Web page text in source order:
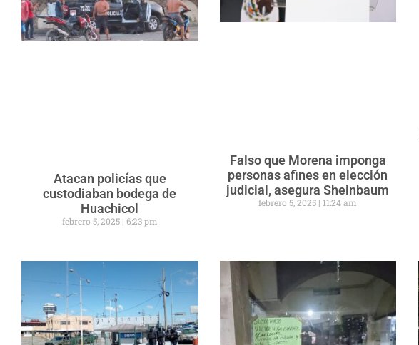
Atacan policías que
custodiaban bodega de
Huachicol
febrero 5, 2025 6:23 pm
Falso que Morena imponga
personas afines en elección
judicial, asegura Sheinbaum
febrero 5, 2025 11:24 am